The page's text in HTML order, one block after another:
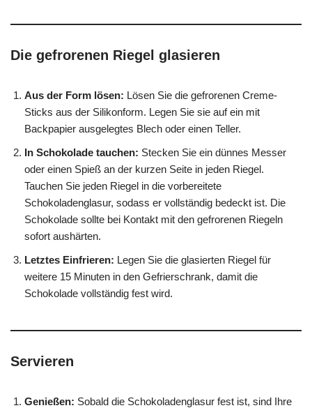
Die gefrorenen Riegel glasieren
Aus der Form lösen: Lösen Sie die gefrorenen Creme-
Sticks aus der Silikonform. Legen Sie sie auf ein mit
Backpapier ausgelegtes Blech oder einen Teller.
In Schokolade tauchen: Stecken Sie ein dünnes Messer
oder einen Spieß an der kurzen Seite in jeden Riegel.
Tauchen Sie jeden Riegel in die vorbereitete
Schokoladenglasur, sodass er vollständig bedeckt ist. Die
Schokolade sollte bei Kontakt mit den gefrorenen Riegeln
sofort aushärten.
Letztes Einfrieren: Legen Sie die glasierten Riegel für
weitere 15 Minuten in den Gefrierschrank, damit die
Schokolade vollständig fest wird.
Servieren
Genießen: Sobald die Schokoladenglasur fest ist, sind Ihre